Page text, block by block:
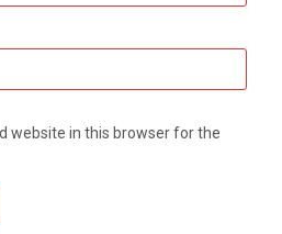
website in this browser for the